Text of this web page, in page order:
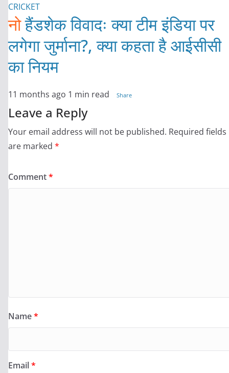
CRICKET
नोहैंडशेक विवादः क्या टीम इंडिया पर
लगेगा जुर्माना?, क्या कहता है आईसीसी
का नियम
11 months ago 1 min read Share
Leave a Reply
Your email address will not be published. Required fields
are marked *
Comment*
Name*
Email*